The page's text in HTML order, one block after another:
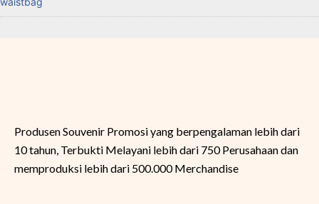
Produsen Souvenir Promosi yang berpengalaman lebih dari
10 tahun, Terbukti Melayani lebih dari 750 Perusahaan dan
memproduksi lebih dari 500.000 Merchandise